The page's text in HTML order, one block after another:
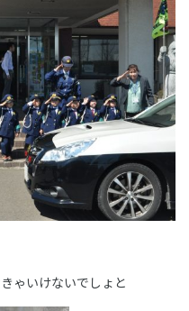
ゃいけないでしょと